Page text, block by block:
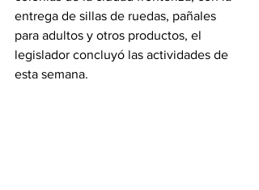
entrega de sillas de ruedas, pañales
para adultos y otros productos, el
legislador concluyó las actividades de
esta semana.